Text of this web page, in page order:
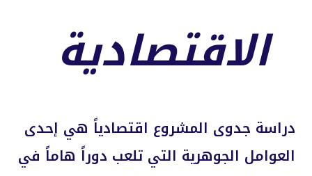
الاقتصادية
دراسة جدوى المشروع اقتصادياً هي إحدى
العوامل الجوهرية التي تلعب دوراً هاماً في